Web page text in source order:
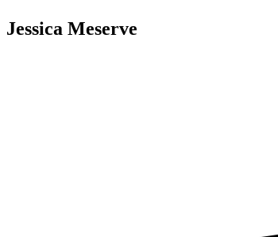
Jessica Meserve